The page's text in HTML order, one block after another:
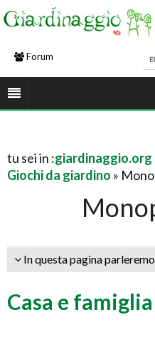
Forum
tu sei in :giardinaggio.org
Giochi da giardino »
In questa pagina
Casa e famiglia